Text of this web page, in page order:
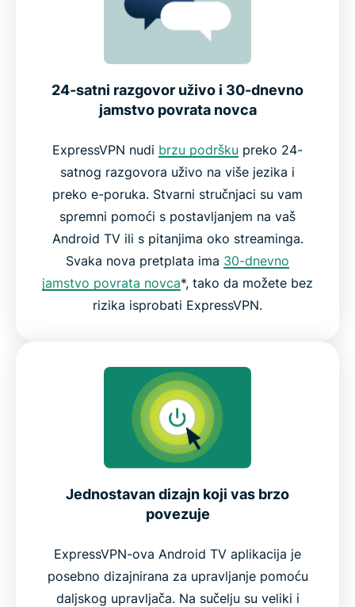
24-satni razgovor uživo i 30-dnevno
jamstvo povrata novca
ExpressVPN nudi brzu podršku preko 24-
satnog razgovora uživo na više jezika i
preko e-poruka. Stvarni stručnjaci su vam
spremni pomoći s postavljanjem na vaš
Android TV ili s pitanjima oko streaminga.
Svaka nova pretplata ima 30-dnevno
jamstvo povrata novca*, tako da možete bez
rizika isprobati ExpressVPN.
Jednostavan dizajn koji vas brzo
povezuje
ExpressVPN-ova Android TV aplikacija je
posebno dizajnirana za upravljanje pomoću
daljskog upravljača. Na sučelju su veliki i